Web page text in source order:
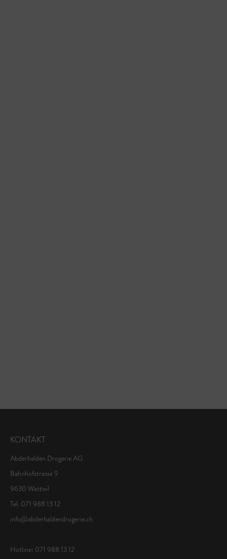
KONTAKT
Abderhalden Drogerie AG
Bahnhofstrasse 9
9630 Wattwil
Tel. 071 988 13 12
info@abderhaldendrogerie.ch
Hotline: 071 988 13 12